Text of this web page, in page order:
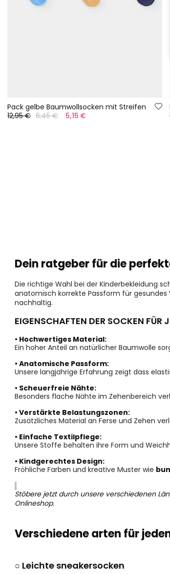
Pack gelbe Baumwollsocken mit Streifen
12,95 € 6,45 € 5,15 €
Dein ratgeber für die
Die richtige Wahl bei der Kinderbekleidung
anatomisch korrekte Passform für
nachhaltig.
EIGENSCHAFTEN DER SOCKEN FÜR
• Hochwertiges Material:
Ein hoher Anteil an natürlicher Baumwolle
• Anatomische Passform:
Unsere langjährige Erfahrung zeigt dass
• Scheuerfreie Nähte:
Besonders flache Nähte im Zehenbereich
• Verstärkte Belastungszonen:
Zusätzliches Material an Ferse und Zehen
• Einfache Textilpflege:
Unsere Stoffe behalten ihre Form und
• Kindgerechtes Design:
Fröhliche Farben und kreative Muster wie
Stöbere jetzt durch unsere verschiedenen
Onlineshop.
Verschiedene arten für
○ Leichte sneakersocken